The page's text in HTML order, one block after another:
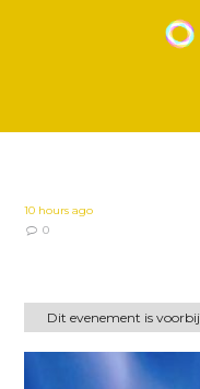
10 hours ago
0
Dit evenement is voorbij.